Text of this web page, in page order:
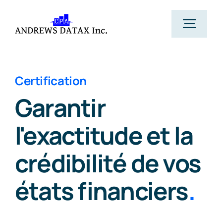
Services
À Propos
Actualités
Certification
Garantir
l'exactitude et la
crédibilité de vos
états financiers.